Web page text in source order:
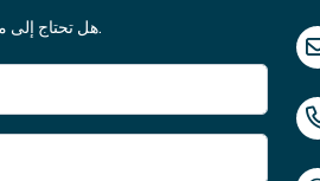
هل تحتاج إلى مساعدة، أو لديك اقتراح، أو ترغب في معرفة المزيد عن خدماتنا؟ يسعدنا التواصل معك.